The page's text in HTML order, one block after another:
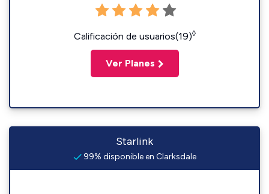
Calificación de usuarios(19)◊
Ver Planes
Starlink
99% disponible en Clarksdale